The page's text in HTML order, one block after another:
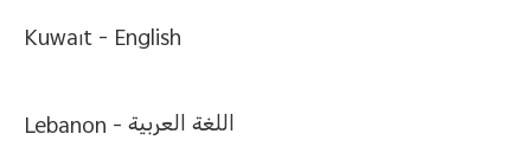
Kuwait - English
Lebanon -اللغة العربية